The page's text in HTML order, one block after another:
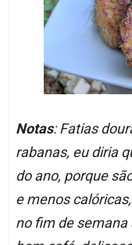
Notas: Fatias
rabanas, eu diria
do ano, porque
e menos
no fim de